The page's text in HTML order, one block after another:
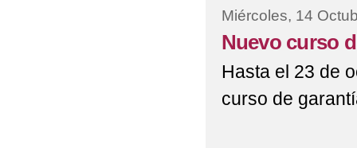
Miércoles, 14
Nuevo curso
Hasta el 23 de
curso de